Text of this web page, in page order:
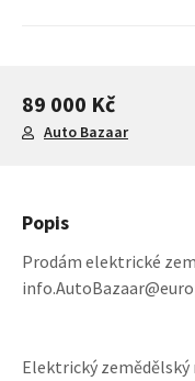
89 000 Kč
Auto Bazaar
Popis
Prodám elektrické
Elektrický